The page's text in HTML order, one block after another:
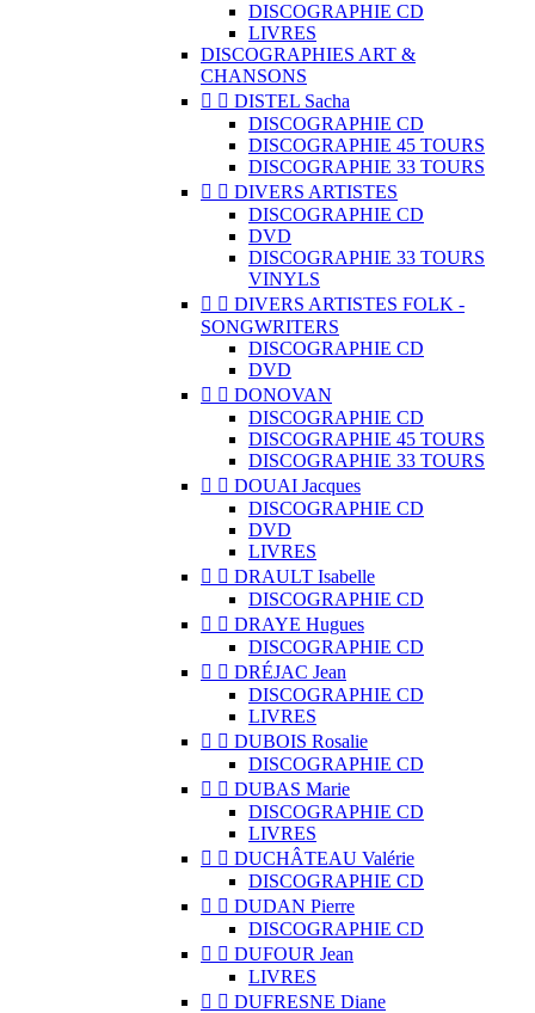
DISCOGRAPHIE CD
LIVRES
DISCOGRAPHIES ART &
CHANSONS
  DISTEL Sacha
DISCOGRAPHIE CD
DISCOGRAPHIE 45 TOURS
DISCOGRAPHIE 33 TOURS
  DIVERS ARTISTES
DISCOGRAPHIE CD
DVD
DISCOGRAPHIE 33 TOURS
VINYLS
  DIVERS ARTISTES FOLK -
SONGWRITERS
DISCOGRAPHIE CD
DVD
  DONOVAN
DISCOGRAPHIE CD
DISCOGRAPHIE 45 TOURS
DISCOGRAPHIE 33 TOURS
  DOUAI Jacques
DISCOGRAPHIE CD
DVD
LIVRES
  DRAULT Isabelle
DISCOGRAPHIE CD
  DRAYE Hugues
DISCOGRAPHIE CD
  DRÉJAC Jean
DISCOGRAPHIE CD
LIVRES
  DUBOIS Rosalie
DISCOGRAPHIE CD
  DUBAS Marie
DISCOGRAPHIE CD
LIVRES
  DUCHÂTEAU Valérie
DISCOGRAPHIE CD
  DUDAN Pierre
DISCOGRAPHIE CD
  DUFOUR Jean
LIVRES
  DUFRESNE Diane